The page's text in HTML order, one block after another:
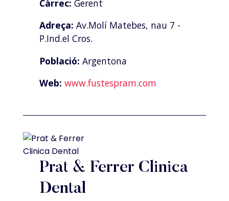
Càrrec: Gerent
Adreça: Av.Molí Matebes, nau 7 -
P.Ind.el Cros.
Població: Argentona
Web: www.fustespram.com
Prat & Ferrer Clinica
Dental